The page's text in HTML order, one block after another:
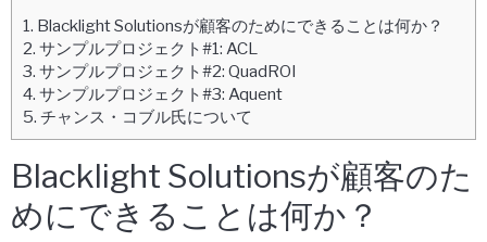
1. Blacklight Solutionsが顧客のためにできることは何か？
2. サンプルプロジェクト#1: ACL
3. サンプルプロジェクト#2: QuadROI
4. サンプルプロジェクト#3: Aquent
5. チャンス・コブル氏について
Blacklight Solutionsが顧客のた
めにできることは何か？